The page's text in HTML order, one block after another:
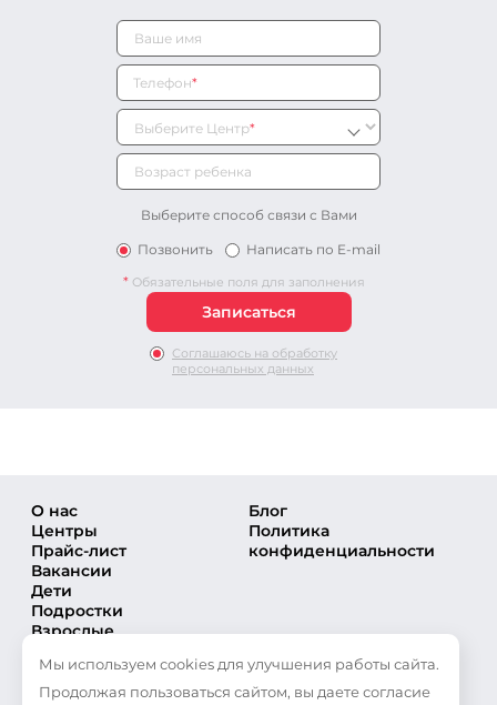
Телефон*
Выберите Центр*
Выберите способ связи с Вами
Позвонить
Написать по E-mail
* Обязательные поля для заполнения
Соглашаюсь на обработку
персональных данных
О нас
Центры
Прайс-лист
Вакансии
Дети
Подростки
Взрослые
Секции
Тренеры
Блог
Политика
конфиденциальности
Мы используем cookies для улучшения работы сайта.
Продолжая пользоваться сайтом, вы даете согласие